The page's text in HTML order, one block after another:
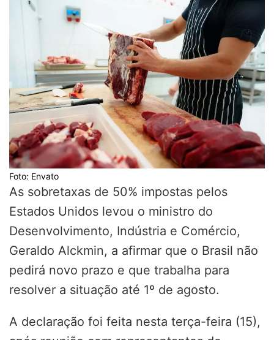
Foto: Envato
As sobretaxas de 50% impostas pelos
Estados Unidos levou o ministro do
Desenvolvimento, Indústria e Comércio,
Geraldo Alckmin, a afirmar que o Brasil não
pedirá novo prazo e que trabalha para
resolver a situação até 1º de agosto.
A declaração foi feita nesta terça-feira (15),